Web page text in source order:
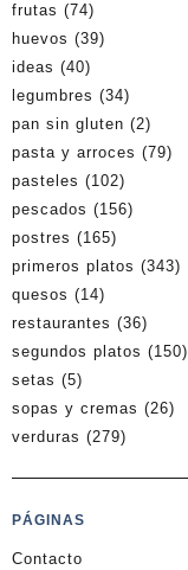
frutas (74)
huevos (39)
ideas (40)
legumbres (34)
pan sin gluten (2)
pasta y arroces (79)
pasteles (102)
pescados (156)
postres (165)
primeros platos (343)
quesos (14)
restaurantes (36)
segundos platos (150)
setas (5)
sopas y cremas (26)
verduras (279)
PÁGINAS
Contacto